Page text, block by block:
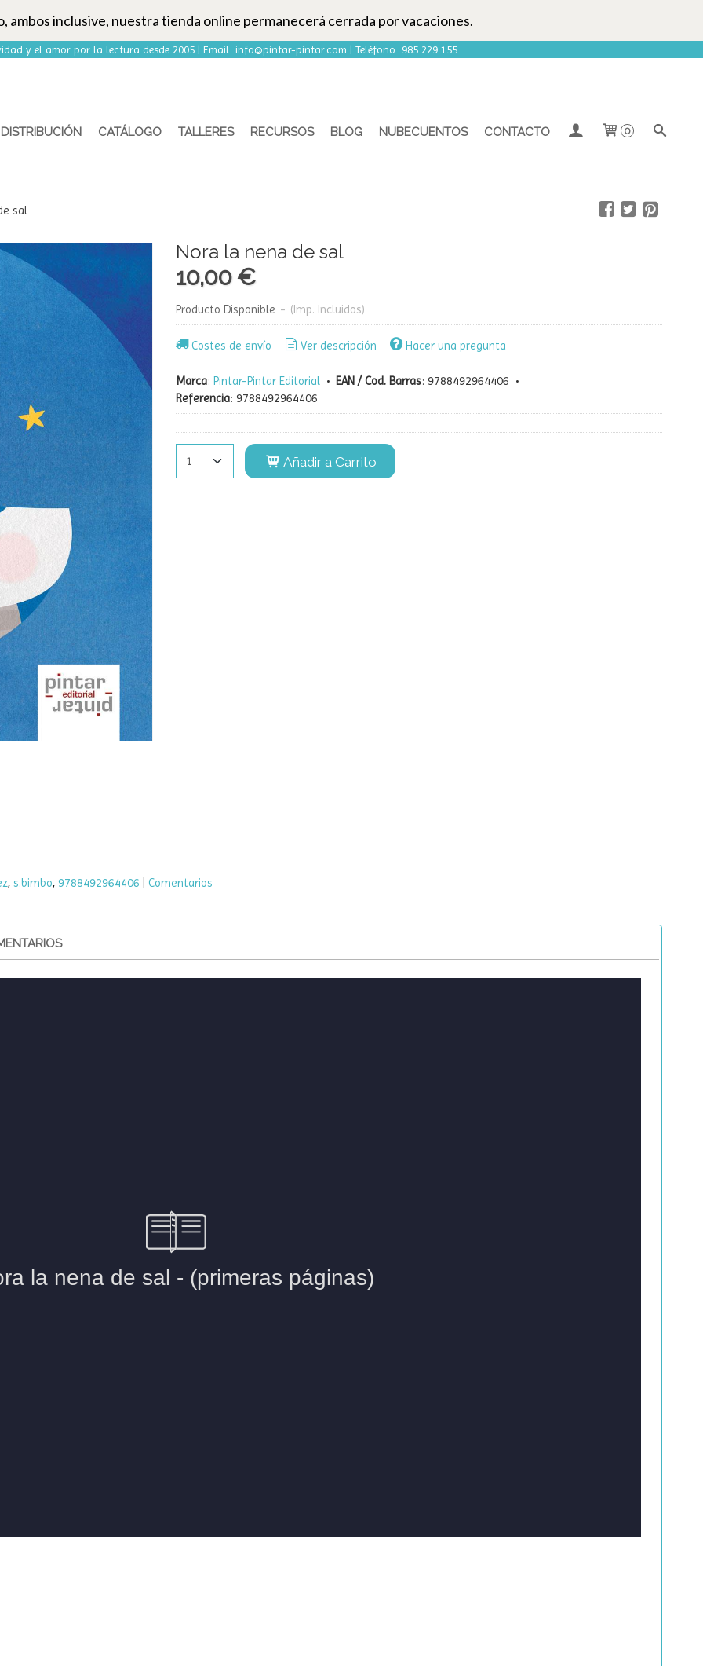
ambos inclusive, nuestra tienda online permanecerá cerrada por vacaciones.
y el amor por la lectura desde 2005 | Email: info@pintar-pintar.com | Teléfono: 985 229 155
DISTRIBUCIÓN CATÁLOGO TALLERES RECURSOS BLOG NUBECUENTOS CONTACTO 0
sal
Nora la nena de sal
10,00 €
Producto Disponible - (Imp. Incluidos)
Costes de envío Ver descripción Hacer una pregunta
Marca: Pintar-Pintar Editorial• EAN / Cod. Barras: 9788492964406 •
Referencia: 9788492964406
Añadir a Carrito
s.bimbo 9788492964406 Comentarios